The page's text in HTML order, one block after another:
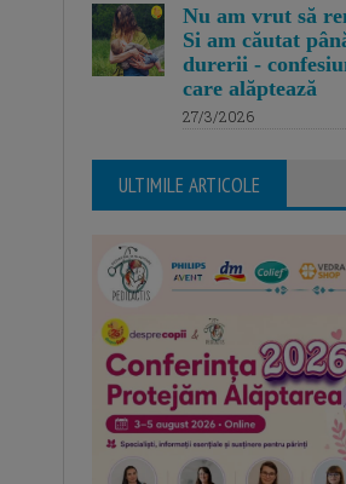
Nu am vrut să
Si am căutat
durerii -
care alăptează
27/3/2026
ULTIMILE ARTICOLE